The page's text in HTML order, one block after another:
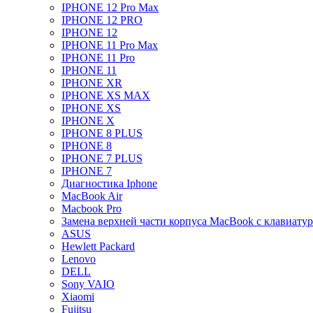
IPHONE 12 Pro Max
IPHONE 12 PRO
IPHONE 12
IPHONE 11 Pro Max
IPHONE 11 Pro
IPHONE 11
IPHONE XR
IPHONE XS MAX
IPHONE XS
IPHONE X
IPHONE 8 PLUS
IPHONE 8
IPHONE 7 PLUS
IPHONE 7
Диагностика Iphone
MacBook Air
Macbook Pro
Замена верхней части корпуса MacBook с
ASUS
Hewlett Packard
Lenovo
DELL
Sony VAIO
Xiaomi
Fujitsu